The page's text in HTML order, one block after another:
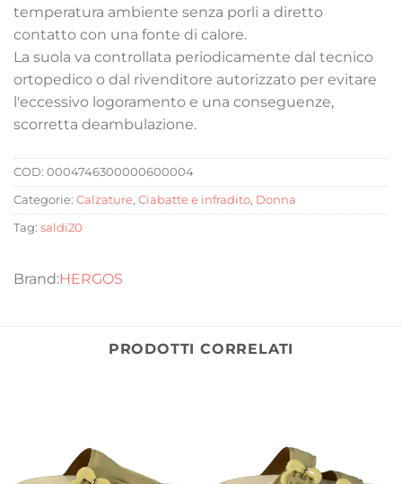
temperatura ambiente senza porli a diretto
contatto con una fonte di calore.
La suola va controllata periodicamente dal tecnico
ortopedico o dal rivenditore autorizzato per evitare
l'eccessivo logoramento e una conseguenze,
scorretta deambulazione.
COD: 0004746300000600004
Categorie: Calzature, Ciabatte e infradito, Donna
Tag: saldi20
HERGOS
PRODOTTI CORRELATI